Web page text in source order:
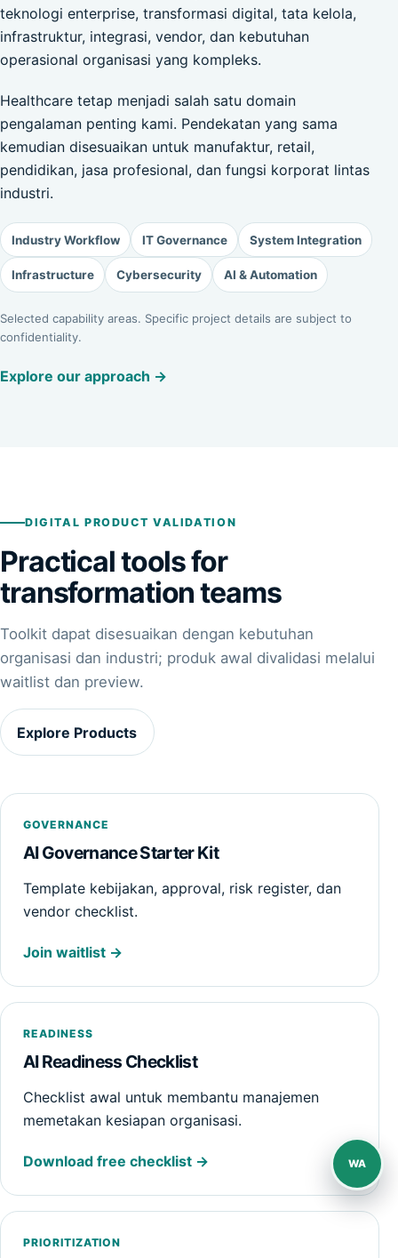
teknologi enterprise, transformasi digital, tata kelola,
infrastruktur, integrasi, vendor, dan kebutuhan
operasional organisasi yang kompleks.
Healthcare tetap menjadi salah satu domain
pengalaman penting kami. Pendekatan yang sama
kemudian disesuaikan untuk manufaktur, retail,
pendidikan, jasa profesional, dan fungsi korporat lintas
industri.
Industry Workflow IT Governance System Integration
Infrastructure Cybersecurity AI & Automation
Selected capability areas. Specific project details are subject to
confidentiality.
Explore our approach
DIGITAL PRODUCT VALIDATION
Practical tools for
transformation teams
Toolkit dapat disesuaikan dengan kebutuhan
organisasi dan industri; produk awal divalidasi melalui
waitlist dan preview.
Explore Products
GOVERNANCE
AI Governance Starter Kit
Template kebijakan, approval, risk register, dan
vendor checklist.
Join waitlist
READINESS
AI Readiness Checklist
Checklist awal untuk membantu manajemen
memetakan kesiapan organisasi.
Download free checklist
PRIORITIZATION
WA